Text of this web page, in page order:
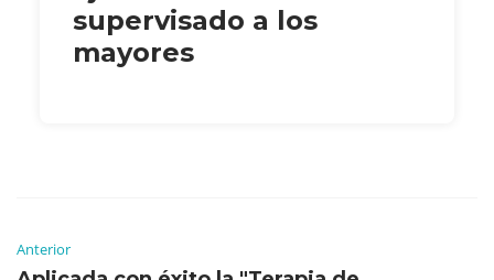
supervisado a los
mayores
Anterior